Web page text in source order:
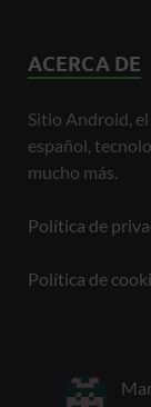
ACERCA DE
Sitio Android,
español,
mucho más.
Política de
Política de